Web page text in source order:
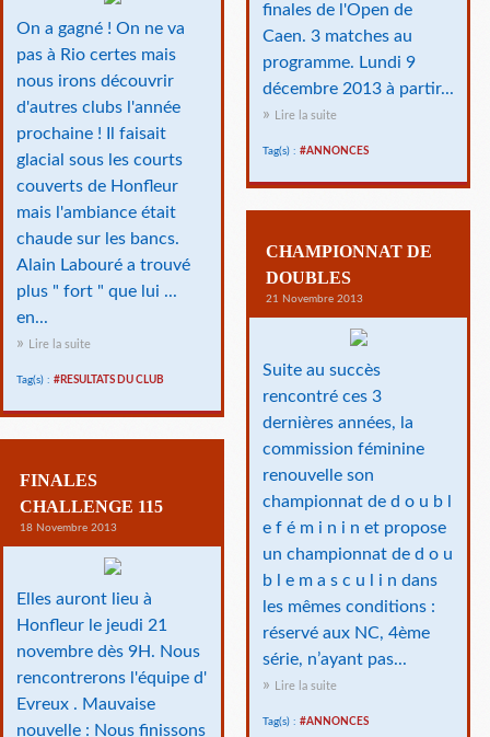
finales de l'Open de
Caen. 3 matches au
programme. Lundi 9
décembre 2013 à partir...
Lire la suite
Tag(s) : #ANNONCES
On a gagné ! On ne va
pas à Rio certes mais
nous irons découvrir
d'autres clubs l'année
prochaine ! Il faisait
glacial sous les courts
couverts de Honfleur
mais l'ambiance était
chaude sur les bancs.
Alain Labouré a trouvé
plus " fort " que lui ...
en...
Lire la suite
Tag(s) : #RESULTATS DU CLUB
CHAMPIONNAT DE
DOUBLES
21 Novembre 2013
Suite au succès
rencontré ces 3
dernières années, la
commission féminine
renouvelle son
championnat de d o u b l
e f é m i n i n et propose
un championnat de d o u
b l e m a s c u l i n dans
les mêmes conditions :
réservé aux NC, 4ème
série, n’ayant pas...
Lire la suite
Tag(s) : #ANNONCES
FINALES
CHALLENGE 115
18 Novembre 2013
Elles auront lieu à
Honfleur le jeudi 21
novembre dès 9H. Nous
rencontrerons l'équipe d'
Evreux . Mauvaise
nouvelle : Nous finissons